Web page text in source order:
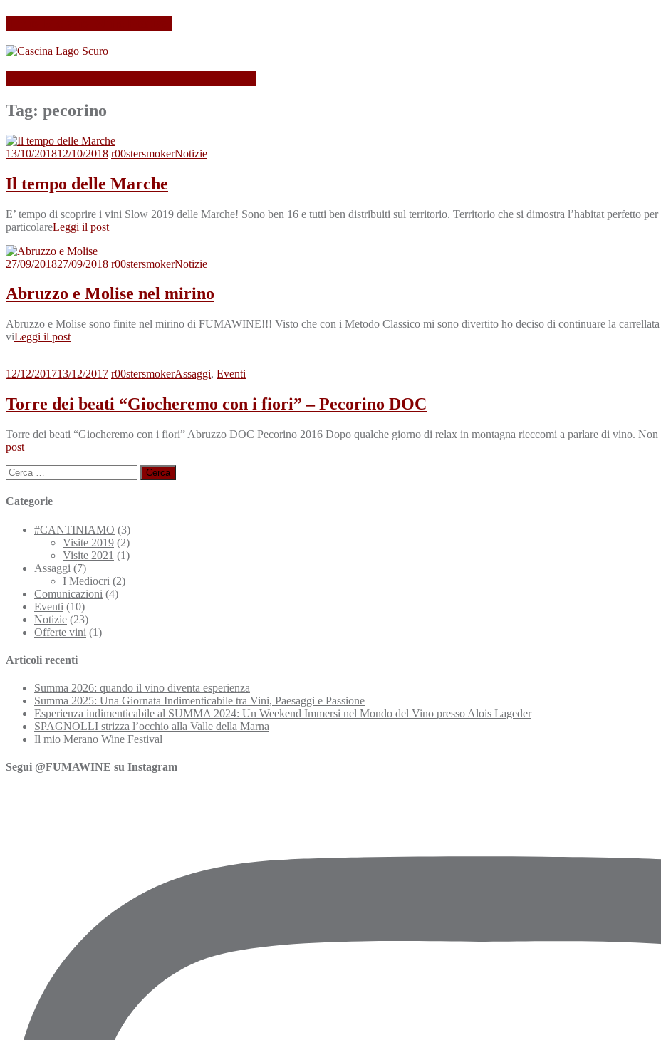
Tag: pecorino
13/10/201812/10/2018 r00stersmokerNotizie
Il tempo delle Marche
E’ tempo di scoprire i vini Slow 2019 delle Marche! Sono ben 16 e tutti ben distribuiti sul territorio. Territorio che si dimostra l’habitat perfetto
particolareLeggi il post
27/09/201827/09/2018 r00stersmokerNotizie
Abruzzo e Molise nel mirino
Abruzzo e Molise sono finite nel mirino di FUMAWINE!!! Visto che con i Metodo Classico mi sono divertito ho deciso di continuare la
viLeggi il post
12/12/201713/12/2017 r00stersmokerAssaggi, Eventi
Torre dei beati “Giocheremo con i fiori” – Pecorino DOC
Torre dei beati “Giocheremo con i fiori” Abruzzo DOC Pecorino 2016 Dopo qualche giorno di relax in montagna rieccomi a parlare di vino. Non
post
Ricerca
per:
Categorie
#CANTINIAMO (3)
Visite 2019 (2)
Visite 2021 (1)
Assaggi (7)
I Mediocri (2)
Comunicazioni (4)
Eventi (10)
Notizie (23)
Offerte vini (1)
Articoli recenti
Summa 2026: quando il vino diventa esperienza
Summa 2025: Una Giornata Indimenticabile tra Vini, Paesaggi e Passione
Esperienza indimenticabile al SUMMA 2024: Un Weekend Immersi nel Mondo del Vino presso Alois Lageder
SPAGNOLLI strizza l’occhio alla Valle della Marna
Il mio Merano Wine Festival
Segui @FUMAWINE su Instagram